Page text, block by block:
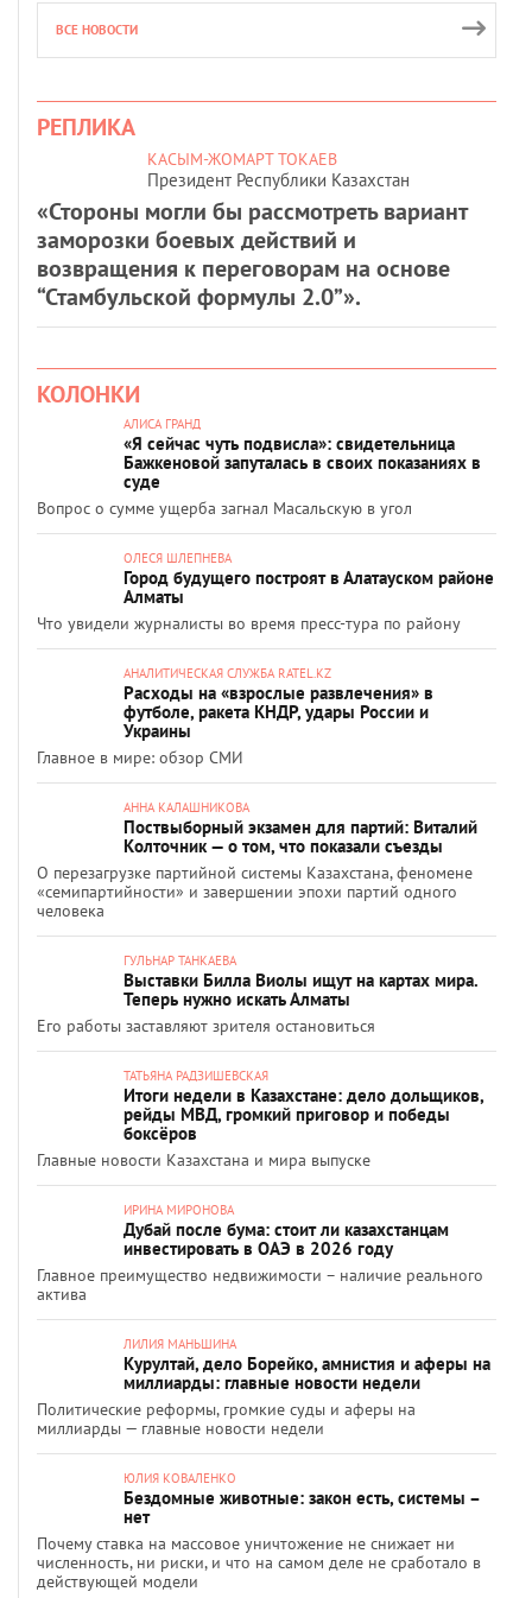
ВСЕ НОВОСТИ
РЕПЛИКА
КАСЫМ-ЖОМАРТ ТОКАЕВ
Президент Республики Казахстан
«Стороны могли бы рассмотреть вариант
заморозки боевых действий и
возвращения к переговорам на основе
“Стамбульской формулы 2.0”».
КОЛОНКИ
АЛИСА ГРАНД
«Я сейчас чуть подвисла»: свидетельница
Бажкеновой запуталась в своих показаниях в
суде
Вопрос о сумме ущерба загнал Масальскую в угол
ОЛЕСЯ ШЛЕПНЕВА
Город будущего построят в Алатауском районе
Алматы
Что увидели журналисты во время пресс-тура по району
АНАЛИТИЧЕСКАЯ СЛУЖБА RATEL.KZ
Расходы на «взрослые развлечения» в
футболе, ракета КНДР, удары России и
Украины
Главное в мире: обзор СМИ
АННА КАЛАШНИКОВА
Поствыборный экзамен для партий: Виталий
Колточник — о том, что показали съезды
О перезагрузке партийной системы Казахстана, феномене
«семипартийности» и завершении эпохи партий одного
человека
ГУЛЬНАР ТАНКАЕВА
Выставки Билла Виолы ищут на картах мира.
Теперь нужно искать Алматы
Его работы заставляют зрителя остановиться
ТАТЬЯНА РАДЗИШЕВСКАЯ
Итоги недели в Казахстане: дело дольщиков,
рейды МВД, громкий приговор и победы
боксёров
Главные новости Казахстана и мира выпуске
ИРИНА МИРОНОВА
Дубай после бума: стоит ли казахстанцам
инвестировать в ОАЭ в 2026 году
Главное преимущество недвижимости – наличие реального
актива
ЛИЛИЯ МАНЬШИНА
Курултай, дело Борейко, амнистия и аферы на
миллиарды: главные новости недели
Политические реформы, громкие суды и аферы на
миллиарды — главные новости недели
ЮЛИЯ КОВАЛЕНКО
Бездомные животные: закон есть, системы –
нет
Почему ставка на массовое уничтожение не снижает ни
численность, ни риски, и что на самом деле не сработало в
действующей модели